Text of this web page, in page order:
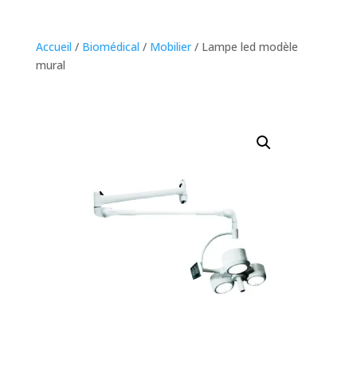
Accueil / Biomédical / Mobilier/ Lampe led modèle
mural